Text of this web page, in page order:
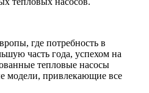
где потребность в
часть года, успехом на
тепловые насосы
модели, привлекающие все